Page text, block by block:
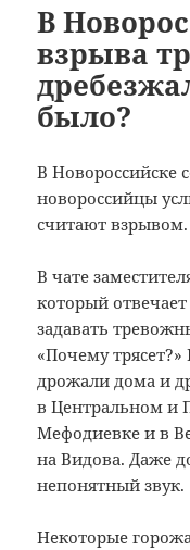
В
взрыва
было?
В Новороссийске
новороссийцы
считают взрывом.
В чате
который
задавать
«Почему
дрожали дома и
в Центральном и
Мефодиевке и в
на Видова. Даже
непонятный звук.
Некоторые